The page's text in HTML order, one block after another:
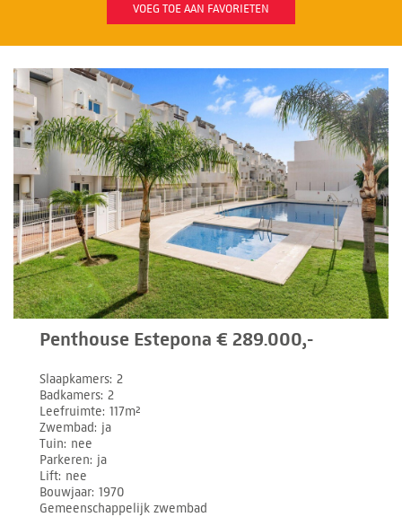
VOEG TOE AAN FAVORIETEN
Penthouse Estepona € 289.000,-
Slaapkamers 2
Badkamers 2
Leefruimte 117m²
Zwembad ja
Tuin nee
Parkeren ja
Lift nee
Bouwjaar 1970
Gemeenschappelijk zwembad